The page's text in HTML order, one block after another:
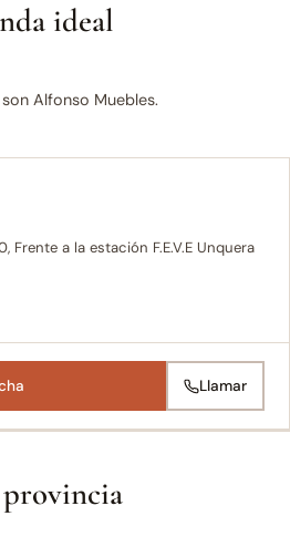
ideal
Alfonso Muebles.
Frente a la estación F.E.V.E Unquera
Llamar